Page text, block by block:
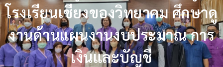
โรงเรียนเชียงของวิทยาคม ศึกษาดู
งานด้านแผนงานงบประมาณ การ
เงินและบัญชี